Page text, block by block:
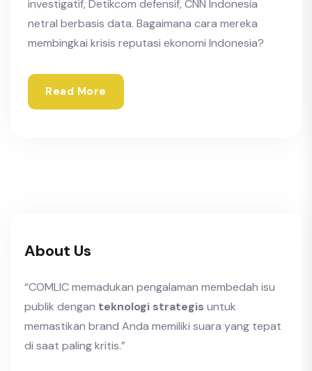
investigatif, Detikcom defensif, CNN Indonesia
netral berbasis data. Bagaimana cara mereka
membingkai krisis reputasi ekonomi Indonesia?
Read More
About Us
“COMLIC memadukan pengalaman membedah isu
publik dengan teknologi strategis untuk
memastikan brand Anda memiliki suara yang tepat
di saat paling kritis.”